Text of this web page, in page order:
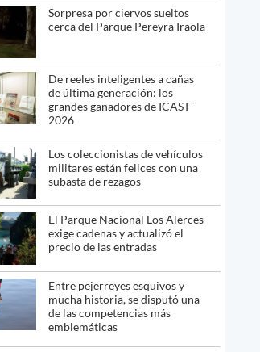
Sorpresa por ciervos sueltos
cerca del Parque Pereyra Iraola
De reeles inteligentes a cañas
de última generación: los
grandes ganadores de ICAST
2026
Los coleccionistas de vehículos
militares están felices con una
subasta de rezagos
El Parque Nacional Los Alerces
exige cadenas y actualizó el
precio de las entradas
Entre pejerreyes esquivos y
mucha historia, se disputó una
de las competencias más
emblemáticas